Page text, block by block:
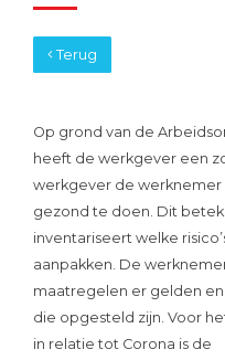
Terug
Op grond van de
heeft de werkgever een
werkgever de werknemer
gezond te doen. Dit
inventariseert welke
aanpakken. De
maatregelen er gelden
die opgesteld zijn. Voor
in relatie tot Corona is de